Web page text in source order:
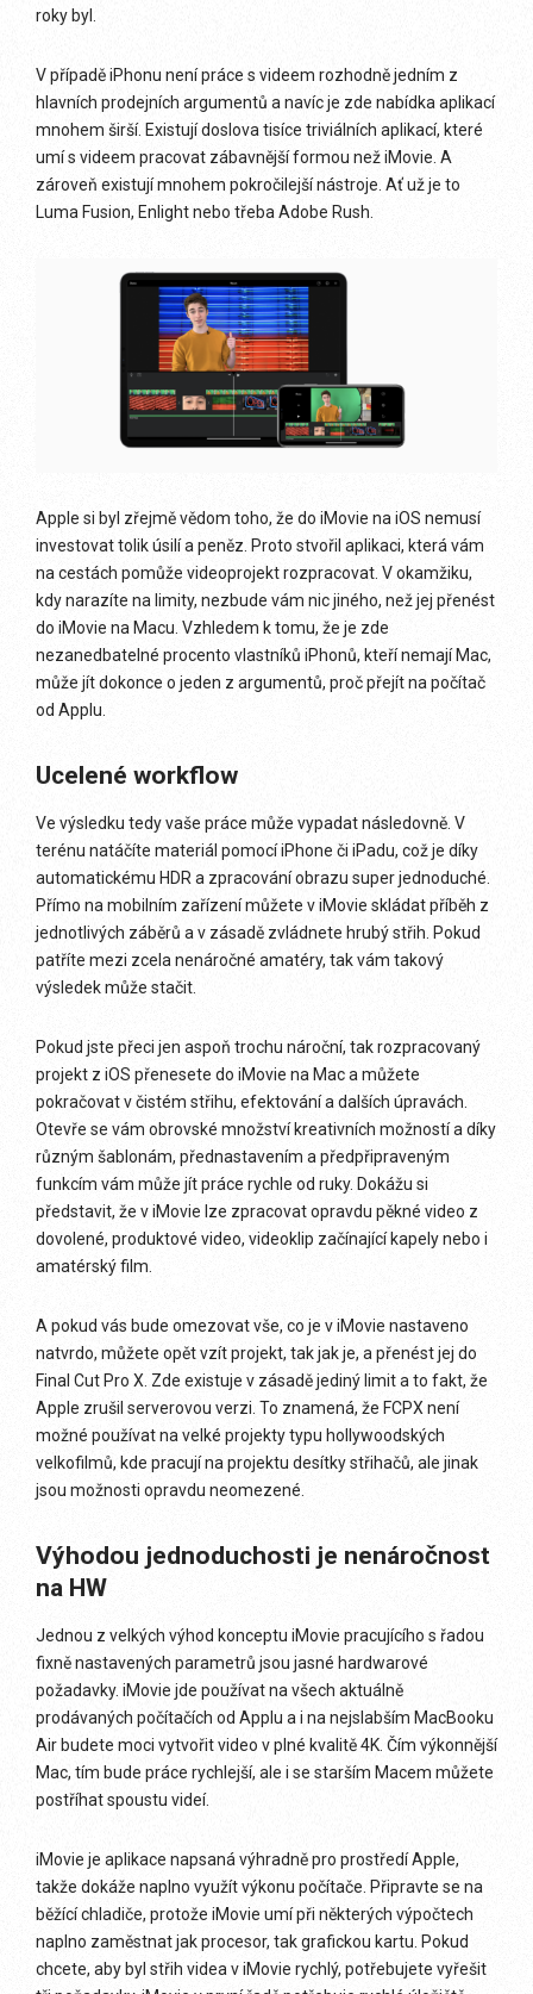
roky byl.
V případě iPhonu není práce s videem rozhodně jedním z
hlavních prodejních argumentů a navíc je zde nabídka aplikací
mnohem širší. Existují doslova tisíce triviálních aplikací, které
umí s videem pracovat zábavnější formou než iMovie. A
zároveň existují mnohem pokročilejší nástroje. Ať už je to
Luma Fusion, Enlight nebo třeba Adobe Rush.
Apple si byl zřejmě vědom toho, že do iMovie na iOS nemusí
investovat tolik úsilí a peněz. Proto stvořil aplikaci, která vám
na cestách pomůže videoprojekt rozpracovat. V okamžiku,
kdy narazíte na limity, nezbude vám nic jiného, než jej přenést
do iMovie na Macu. Vzhledem k tomu, že je zde
nezanedbatelné procento vlastníků iPhonů, kteří nemají Mac,
může jít dokonce o jeden z argumentů, proč přejít na počítač
od Applu.
Ucelené workflow
Ve výsledku tedy vaše práce může vypadat následovně. V
terénu natáčíte materiál pomocí iPhone či iPadu, což je díky
automatickému HDR a zpracování obrazu super jednoduché.
Přímo na mobilním zařízení můžete v iMovie skládat příběh z
jednotlivých záběrů a v zásadě zvládnete hrubý střih. Pokud
patříte mezi zcela nenáročné amatéry, tak vám takový
výsledek může stačit.
Pokud jste přeci jen aspoň trochu nároční, tak rozpracovaný
projekt z iOS přenesete do iMovie na Mac a můžete
pokračovat v čistém střihu, efektování a dalších úpravách.
Otevře se vám obrovské množství kreativních možností a díky
různým šablonám, přednastavením a předpřipraveným
funkcím vám může jít práce rychle od ruky. Dokážu si
představit, že v iMovie lze zpracovat opravdu pěkné video z
dovolené, produktové video, videoklip začínající kapely nebo i
amatérský film.
A pokud vás bude omezovat vše, co je v iMovie nastaveno
natvrdo, můžete opět vzít projekt, tak jak je, a přenést jej do
Final Cut Pro X. Zde existuje v zásadě jediný limit a to fakt, že
Apple zrušil serverovou verzi. To znamená, že FCPX není
možné používat na velké projekty typu hollywoodských
velkofilmů, kde pracují na projektu desítky střihačů, ale jinak
jsou možnosti opravdu neomezené.
Výhodou jednoduchosti je nenáročnost
na HW
Jednou z velkých výhod konceptu iMovie pracujícího s řadou
fixně nastavených parametrů jsou jasné hardwarové
požadavky. iMovie jde používat na všech aktuálně
prodávaných počítačích od Applu a i na nejslabším MacBooku
Air budete moci vytvořit video v plné kvalitě 4K. Čím výkonnější
Mac, tím bude práce rychlejší, ale i se starším Macem můžete
postříhat spoustu videí.
iMovie je aplikace napsaná výhradně pro prostředí Apple,
takže dokáže naplno využít výkonu počítače. Připravte se na
běžící chladiče, protože iMovie umí při některých výpočtech
naplno zaměstnat jak procesor, tak grafickou kartu. Pokud
chcete, aby byl střih videa v iMovie rychlý, potřebujete vyřešit